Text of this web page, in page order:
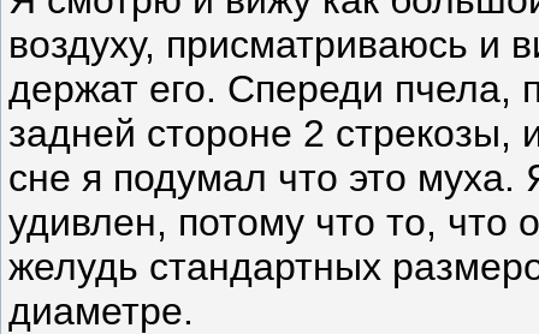
воздуху, присматриваюсь и
держат его. Спереди пчела,
задней стороне 2 стрекозы,
сне я подумал что это
удивлен, потому что то, что
желудь стандартных
диаметре.